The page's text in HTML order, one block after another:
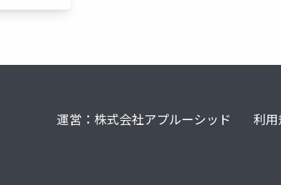
運営：株式会社アプルーシッド 利